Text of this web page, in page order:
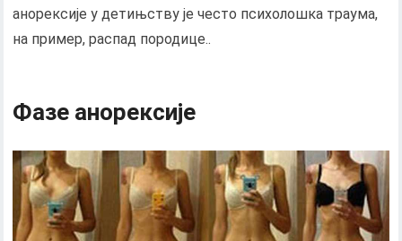
анорексије у детињству је често психолошка траума,
на пример, распад породице..
Фазе анорексије